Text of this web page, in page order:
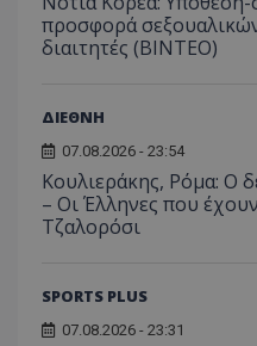
προσφορά
διαιτητές (BINTEO)
ΔΙΕΘΝΗ
07.08.2026 - 23:54
Κουλιεράκης, Ρόμα: Ο
– Οι Έλληνες που
Τζαλορόσι
SPORTS PLUS
07.08.2026 - 23:31